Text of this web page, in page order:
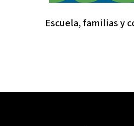
Escuela, familias y